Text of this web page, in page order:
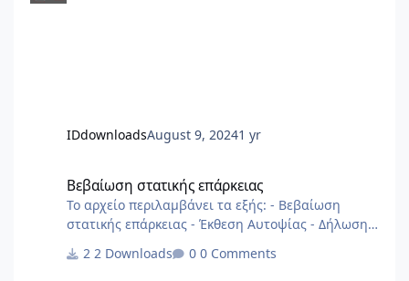
IDdownloadsAugust 9, 20241 yr
Βεβαίωση στατικής επάρκειας
Το αρχείο περιλαμβάνει τα εξής: - Βεβαίωση
στατικής επάρκειας - Έκθεση Αυτοψίας - Δήλωση
2 Downloads 0 Comments